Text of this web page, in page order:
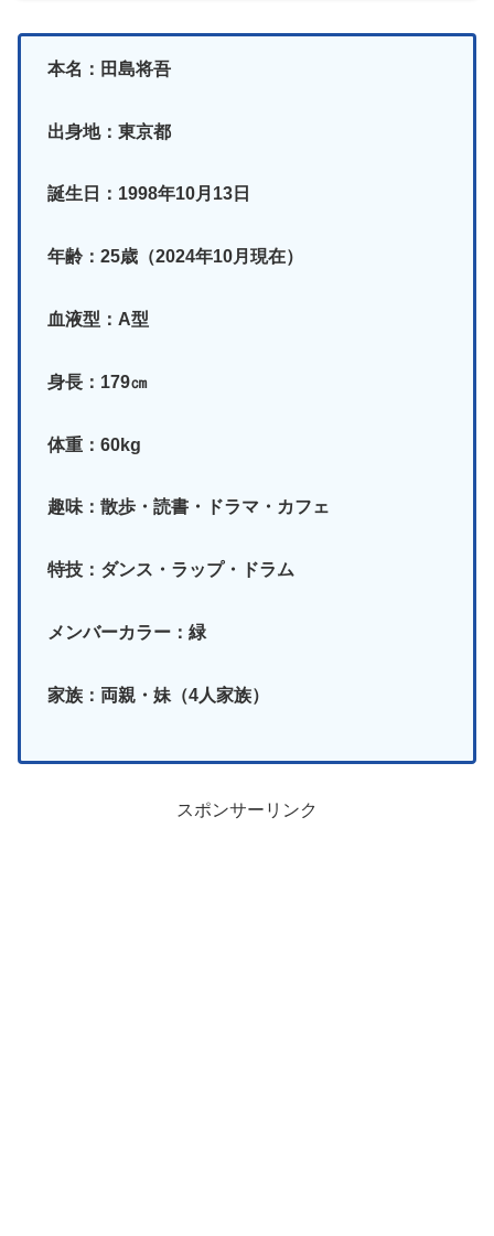
本名：田島将吾
出身地：東京都
誕生日：1998年10月13日
年齢：25歳（2024年10月現在）
血液型：A型
身長：179㎝
体重：60kg
趣味：散歩・読書・ドラマ・カフェ
特技：ダンス・ラップ・ドラム
メンバーカラー：緑
家族：両親・妹（4人家族）
スポンサーリンク